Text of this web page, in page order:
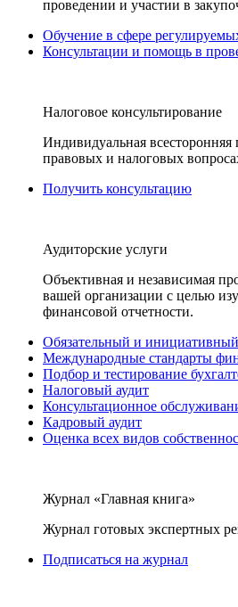
проведении и участии в
Обучение в сфере
Консультации и помощь в
Налоговое консультирование
Индивидуальная
правовых и налоговых
Получить консультацию
Аудиторские услуги
Объективная и независимая
вашей организации с целью
финансовой отчетности.
Обязательный и инициативный
Международные стандарты
Подбор и тестирование
Налоговый аудит
Консультационное
Кадровый аудит
Оценка всех видов
Журнал «Главная книга»
Журнал готовых экспертных
Подписаться на журнал